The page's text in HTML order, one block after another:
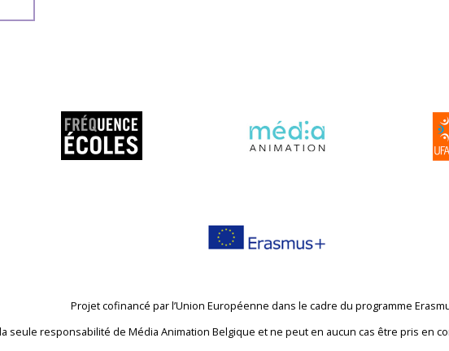
Projet cofinancé par l’Union Européenne dans le cadre du programme
seule responsabilité de Média Animation Belgique et ne peut en aucun cas être pris en